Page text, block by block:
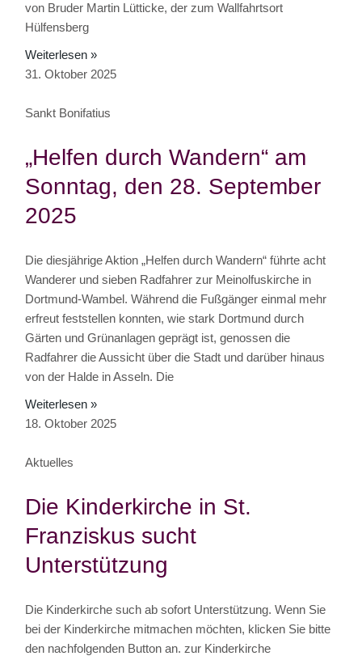
von Bruder Martin Lütticke, der zum Wallfahrtsort
Hülfensberg
Weiterlesen »
31. Oktober 2025
Sankt Bonifatius
„Helfen durch Wandern“ am
Sonntag, den 28. September
2025
Die diesjährige Aktion „Helfen durch Wandern“ führte acht
Wanderer und sieben Radfahrer zur Meinolfuskirche in
Dortmund-Wambel. Während die Fußgänger einmal mehr
erfreut feststellen konnten, wie stark Dortmund durch
Gärten und Grünanlagen geprägt ist, genossen die
Radfahrer die Aussicht über die Stadt und darüber hinaus
von der Halde in Asseln. Die
Weiterlesen »
18. Oktober 2025
Aktuelles
Die Kinderkirche in St.
Franziskus sucht
Unterstützung
Die Kinderkirche such ab sofort Unterstützung. Wenn Sie
bei der Kinderkirche mitmachen möchten, klicken Sie bitte
den nachfolgenden Button an. zur Kinderkirche